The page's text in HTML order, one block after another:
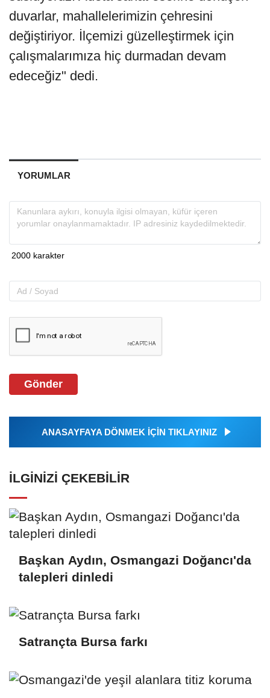
duvarlar, mahallelerimizin çehresini
değiştiriyor. İlçemizi güzelleştirmek için
çalışmalarımıza hiç durmadan devam
edeceğiz" dedi.
YORUMLAR
Gönder
ANASAYFAYA DÖNMEK İÇİN TIKLAYINIZ
İLGINIZI ÇEKEBILIR
Başkan Aydın, Osmangazi Doğancı'da
talepleri dinledi
Satrançta Bursa farkı